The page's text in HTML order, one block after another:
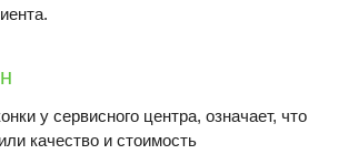
у сервисного центра, означает, что
качество и стоимость